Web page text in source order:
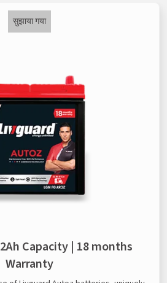
सुझाया गया
Capacity | 18 months
Warranty